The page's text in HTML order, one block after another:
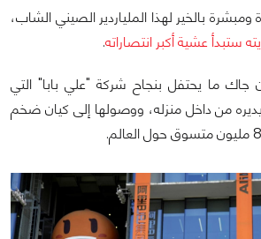
ومبشرة بالخير لهذا الملياردير الصيني الشاب،
ستبدأ عشية أكبر انتصاراته.
2020، كان جاك ما يحتفل بنجاح شركة "علي بابا" التي
من داخل منزله، ووصولها إلى كيان ضخم